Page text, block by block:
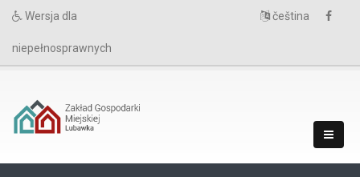
Wersja dla
niepełnosprawnych
čeština